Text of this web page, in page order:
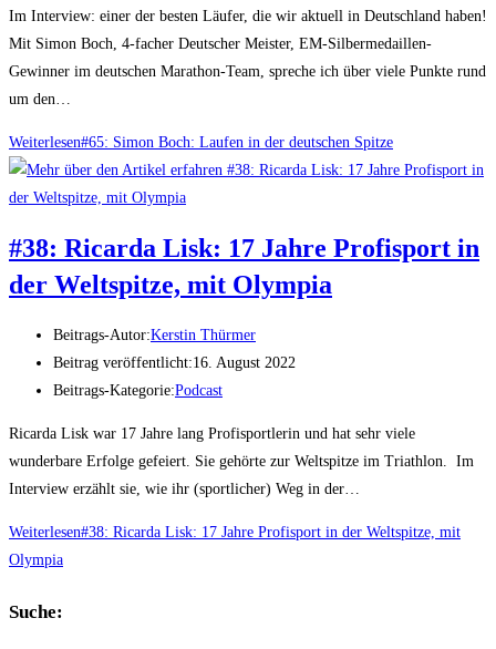
Im Interview: einer der besten Läufer, die wir aktuell in Deutschland haben!
Mit Simon Boch, 4-facher Deutscher Meister, EM-Silbermedaillen-
Gewinner im deutschen Marathon-Team, spreche ich über viele Punkte rund
um den…
Weiterlesen#65: Simon Boch: Laufen in der deutschen Spitze
#38: Ricarda Lisk: 17 Jahre Profisport in
der Weltspitze, mit Olympia
Beitrags-Autor:Kerstin Thürmer
Beitrag veröffentlicht:16. August 2022
Beitrags-Kategorie:Podcast
Ricarda Lisk war 17 Jahre lang Profisportlerin und hat sehr viele
wunderbare Erfolge gefeiert. Sie gehörte zur Weltspitze im Triathlon. Im
Interview erzählt sie, wie ihr (sportlicher) Weg in der…
Weiterlesen#38: Ricarda Lisk: 17 Jahre Profisport in der Weltspitze, mit
Olympia
Suche: